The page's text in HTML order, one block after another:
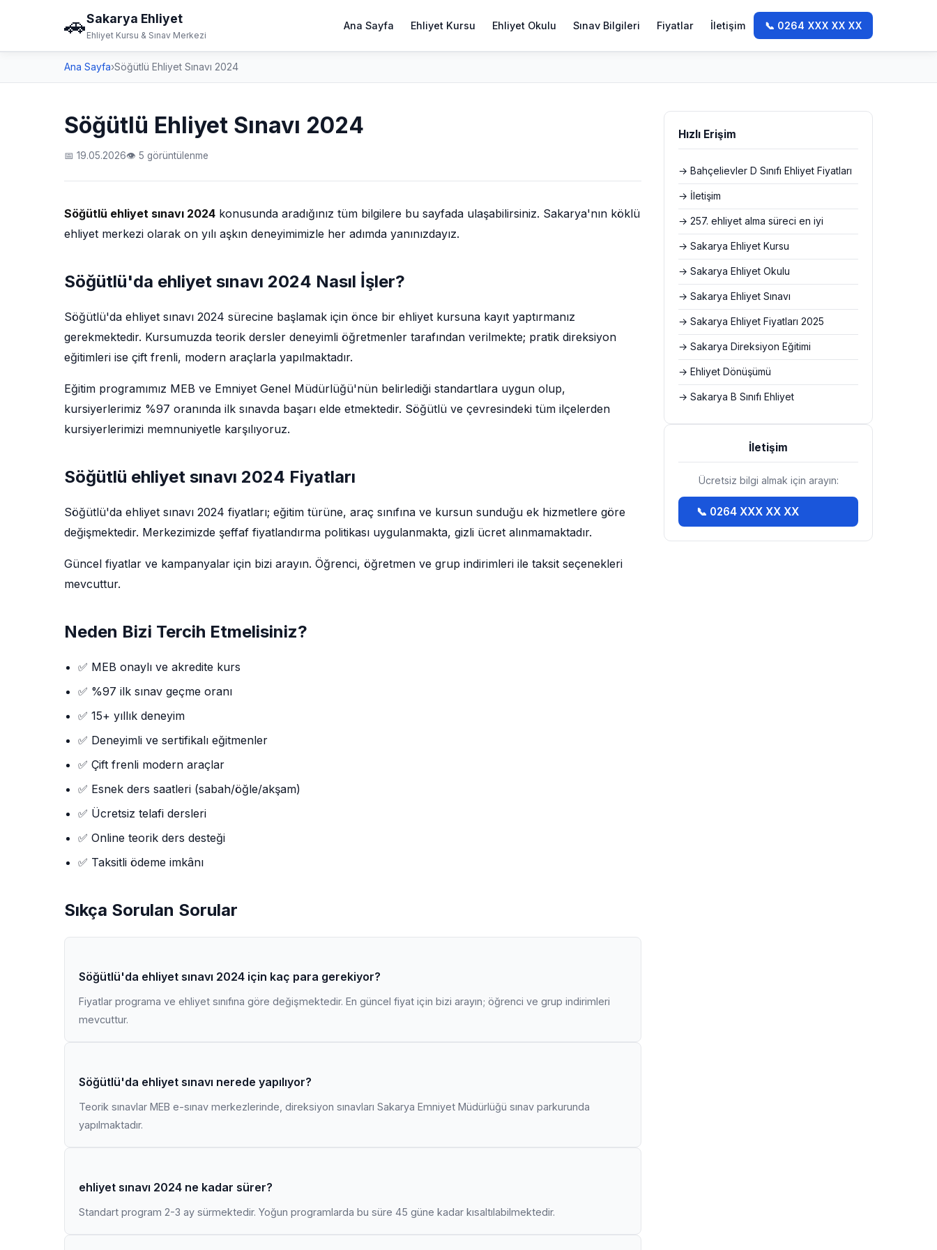
🚗Sakarya Ehliyet
Ehliyet Kursu & Sınav Merkezi
Ana Sayfa Ehliyet Kursu Ehliyet Okulu Sınav Bilgileri Fiyatlar İletişim 📞 0264 XXX XX XX
Ana Sayfa›Söğütlü Ehliyet Sınavı 2024
Söğütlü Ehliyet Sınavı 2024
📅 19.05.2026👁 5 görüntülenme
Söğütlü ehliyet sınavı 2024 konusunda aradığınız tüm bilgilere bu sayfada ulaşabilirsiniz. Sakarya'nın köklü
ehliyet merkezi olarak on yılı aşkın deneyimimizle her adımda yanınızdayız.
Söğütlü'da ehliyet sınavı 2024 Nasıl İşler?
Söğütlü'da ehliyet sınavı 2024 sürecine başlamak için önce bir ehliyet kursuna kayıt yaptırmanız
gerekmektedir. Kursumuzda teorik dersler deneyimli öğretmenler tarafından verilmekte; pratik direksiyon
eğitimleri ise çift frenli, modern araçlarla yapılmaktadır.
Eğitim programımız MEB ve Emniyet Genel Müdürlüğü'nün belirlediği standartlara uygun olup,
kursiyerlerimiz %97 oranında ilk sınavda başarı elde etmektedir. Söğütlü ve çevresindeki tüm ilçelerden
kursiyerlerimizi memnuniyetle karşılıyoruz.
Söğütlü ehliyet sınavı 2024 Fiyatları
Söğütlü'da ehliyet sınavı 2024 fiyatları; eğitim türüne, araç sınıfına ve kursun sunduğu ek hizmetlere göre
değişmektedir. Merkezimizde şeffaf fiyatlandırma politikası uygulanmakta, gizli ücret alınmamaktadır.
Güncel fiyatlar ve kampanyalar için bizi arayın. Öğrenci, öğretmen ve grup indirimleri ile taksit seçenekleri
mevcuttur.
Neden Bizi Tercih Etmelisiniz?
✅ MEB onaylı ve akredite kurs
✅ %97 ilk sınav geçme oranı
✅ 15+ yıllık deneyim
✅ Deneyimli ve sertifikalı eğitmenler
✅ Çift frenli modern araçlar
✅ Esnek ders saatleri (sabah/öğle/akşam)
✅ Ücretsiz telafi dersleri
✅ Online teorik ders desteği
✅ Taksitli ödeme imkânı
Sıkça Sorulan Sorular
Söğütlü'da ehliyet sınavı 2024 için kaç para gerekiyor?
Fiyatlar programa ve ehliyet sınıfına göre değişmektedir. En güncel fiyat için bizi arayın; öğrenci ve grup indirimleri
mevcuttur.
Söğütlü'da ehliyet sınavı nerede yapılıyor?
Teorik sınavlar MEB e-sınav merkezlerinde, direksiyon sınavları Sakarya Emniyet Müdürlüğü sınav parkurunda
yapılmaktadır.
ehliyet sınavı 2024 ne kadar sürer?
Standart program 2-3 ay sürmektedir. Yoğun programlarda bu süre 45 güne kadar kısaltılabilmektedir.
Hızlı Erişim
→ Bahçelievler D Sınıfı Ehliyet Fiyatları
→ İletişim
→ 257. ehliyet alma süreci en iyi
→ Sakarya Ehliyet Kursu
→ Sakarya Ehliyet Okulu
→ Sakarya Ehliyet Sınavı
→ Sakarya Ehliyet Fiyatları 2025
→ Sakarya Direksiyon Eğitimi
→ Ehliyet Dönüşümü
→ Sakarya B Sınıfı Ehliyet
İletişim
Ücretsiz bilgi almak için arayın:
📞 0264 XXX XX XX